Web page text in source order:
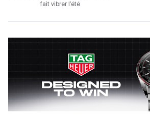
fait vibrer l’été